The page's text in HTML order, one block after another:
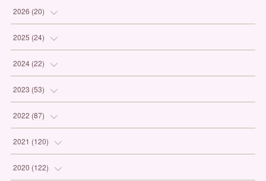
2026 (20)
(1
(3
(6
(5
2025 (24)
(1
(7
(3
(4)
2024 (22)
(1
(1
(2)
(2)
2023 (53)
(6
(1)
(3)
2022 (87)
(12
(9)
2021 (120)
(10
2020 (122)